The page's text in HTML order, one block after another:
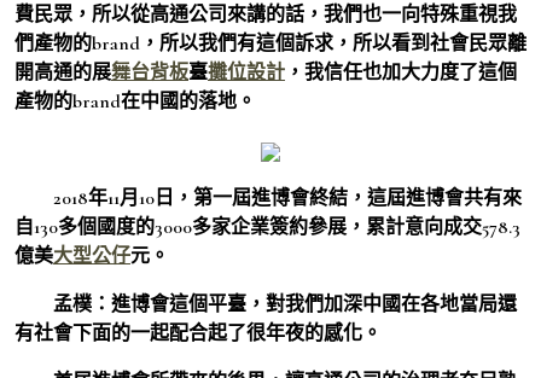
費民眾，所以從高通公司來講的話，我們也一向特殊重視我
們產物的brand，所以我們有這個訴求，所以看到社會民眾離
開高通的展舞台背板臺攤位設計 ，我信任也加大力度了這個
產物的brand在中國的落地。
2018年11月10日，第一屆進博會終結，這屆進博會共有來
自130多個國度的3000多家企業簽約參展，累計意向成交578.3
億美大型公仔元。
孟樸： 進博會這個平臺，對我們加深中國在各地當局還
有社會下面的一起配合起了很年夜的感化。